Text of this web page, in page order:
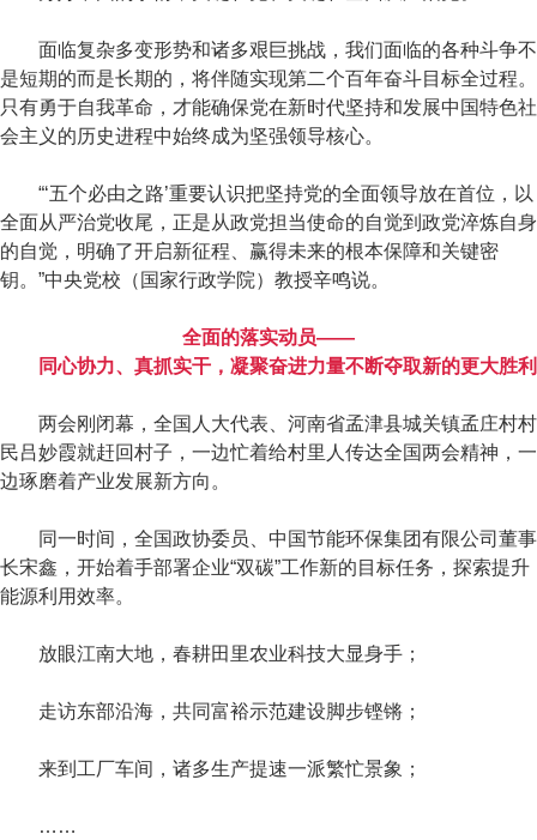
面临复杂多变形势和诸多艰巨挑战，我们面临的各种斗争不
是短期的而是长期的，将伴随实现第二个百年奋斗目标全过程。
只有勇于自我革命，才能确保党在新时代坚持和发展中国特色社
会主义的历史进程中始终成为坚强领导核心。
“‘五个必由之路’重要认识把坚持党的全面领导放在首位，以
全面从严治党收尾，正是从政党担当使命的自觉到政党淬炼自身
的自觉，明确了开启新征程、赢得未来的根本保障和关键密
钥。”中央党校（国家行政学院）教授辛鸣说。
全面的落实动员——
同心协力、真抓实干，凝聚奋进力量不断夺取新的更大胜利
两会刚闭幕，全国人大代表、河南省孟津县城关镇孟庄村村
民吕妙霞就赶回村子，一边忙着给村里人传达全国两会精神，一
边琢磨着产业发展新方向。
同一时间，全国政协委员、中国节能环保集团有限公司董事
长宋鑫，开始着手部署企业“双碳”工作新的目标任务，探索提升
能源利用效率。
放眼江南大地，春耕田里农业科技大显身手；
走访东部沿海，共同富裕示范建设脚步铿锵；
来到工厂车间，诸多生产提速一派繁忙景象；
……